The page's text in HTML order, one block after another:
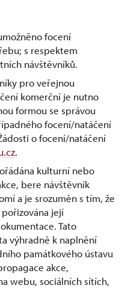
focení
s respektem
návštěvníků.
pro veřejnou
komerční je nutno
formou se správou
focení/natáčení
o focení/natáčení
.
kulturní nebo
bere návštěvník
a je srozuměn s tím, že
její
Tato
výhradně k naplnění
památkového ústavu
akce,
webu, sociálních sítích,